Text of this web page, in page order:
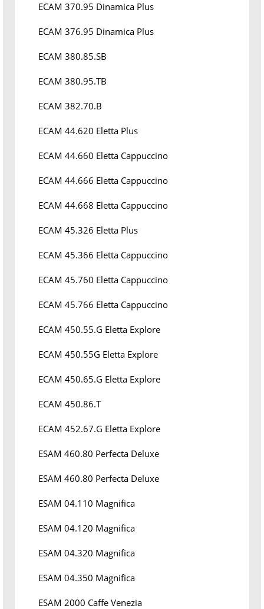
ECAM 370.95 Dinamica Plus
ECAM 376.95 Dinamica Plus
ECAM 380.85.SB
ECAM 380.95.TB
ECAM 382.70.B
ECAM 44.620 Eletta Plus
ECAM 44.660 Eletta Cappuccino
ECAM 44.666 Eletta Cappuccino
ECAM 44.668 Eletta Cappuccino
ECAM 45.326 Eletta Plus
ECAM 45.366 Eletta Cappuccino
ECAM 45.760 Eletta Cappuccino
ECAM 45.766 Eletta Cappuccino
ECAM 450.55.G Eletta Explore
ECAM 450.55G Eletta Explore
ECAM 450.65.G Eletta Explore
ECAM 450.86.T
ECAM 452.67.G Eletta Explore
ESAM 460.80 Perfecta Deluxe
ESAM 460.80 Perfecta Deluxe
ESAM 04.110 Magnifica
ESAM 04.120 Magnifica
ESAM 04.320 Magnifica
ESAM 04.350 Magnifica
ESAM 2000 Caffe Venezia